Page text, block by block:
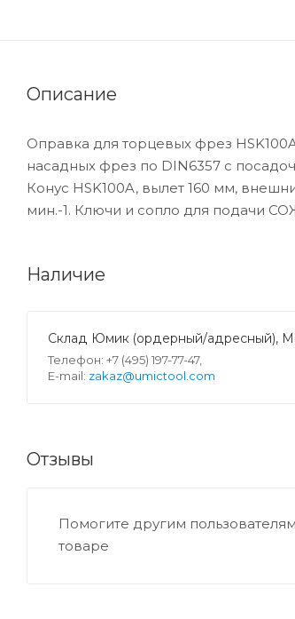
Описание
Оправка для торцевых фрез
насадных фрез по DIN6357 с
Конус HSK100A, вылет 160 мм,
мин.-1. Ключи и сопло для подачи
Наличие
Склад Юмик (ордерный/адресный),
Телефон: +7 (495) 197-77-47,
E-mail: zakaz@umictool.com
Отзывы
Помогите другим
товаре